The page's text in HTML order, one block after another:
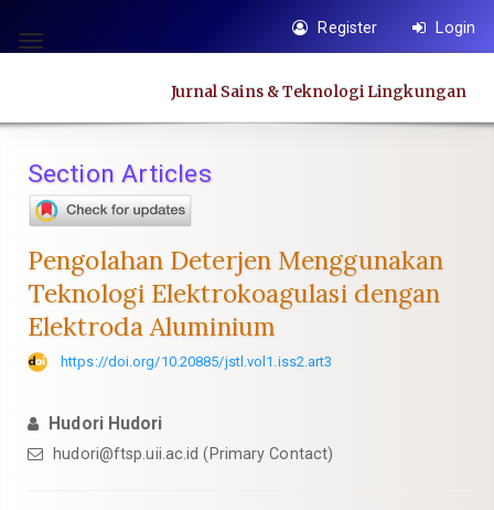
jump
content
Navigation
Main
Sidebar
Toggle
Register Login
Jurnal Sains & Teknologi Lingkungan
Section Articles
Pengolahan Deterjen Menggunakan
Teknologi Elektrokoagulasi dengan
Elektroda Aluminium
https://doi.org/10.20885/jstl.vol1.iss2.art3
Hudori Hudori
hudori@ftsp.uii.ac.id (Primary Contact)